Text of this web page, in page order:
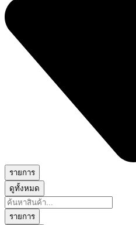
รายการ
ดูทั้งหมด
Search
...
รายการ